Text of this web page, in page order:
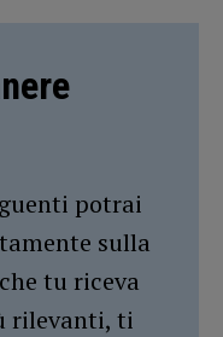
potrai
sulla
tu riceva
rilevanti, ti